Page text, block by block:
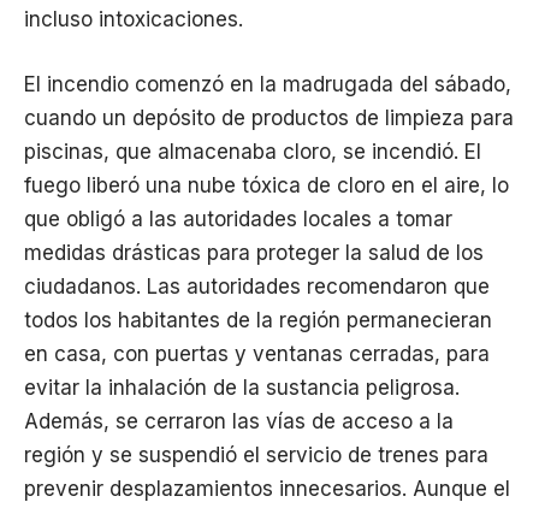
incluso intoxicaciones.
El incendio comenzó en la madrugada del sábado,
cuando un depósito de productos de limpieza para
piscinas, que almacenaba cloro, se incendió. El
fuego liberó una nube tóxica de cloro en el aire, lo
que obligó a las autoridades locales a tomar
medidas drásticas para proteger la salud de los
ciudadanos. Las autoridades recomendaron que
todos los habitantes de la región permanecieran
en casa, con puertas y ventanas cerradas, para
evitar la inhalación de la sustancia peligrosa.
Además, se cerraron las vías de acceso a la
región y se suspendió el servicio de trenes para
prevenir desplazamientos innecesarios. Aunque el